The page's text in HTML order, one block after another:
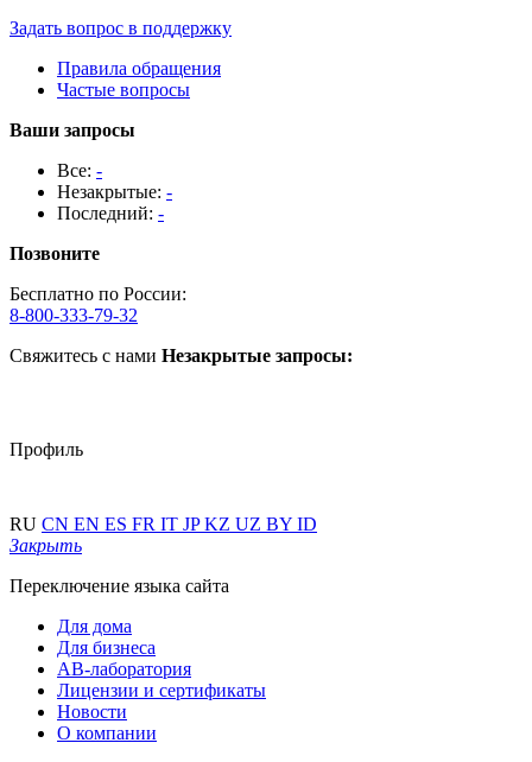
Задать вопрос в поддержку
Правила обращения
Частые вопросы
Ваши запросы
Все: -
Незакрытые: -
Последний: -
Позвоните
Бесплатно по России:
8-800-333-79-32
Свяжитесь с нами Незакрытые запросы:
Профиль
RU CN EN ES FR IT JPKZ UZ BY ID
Закрыть
Переключение языка сайта
Для дома
Для бизнеса
АВ-лаборатория
Лицензии и сертификаты
Новости
О компании